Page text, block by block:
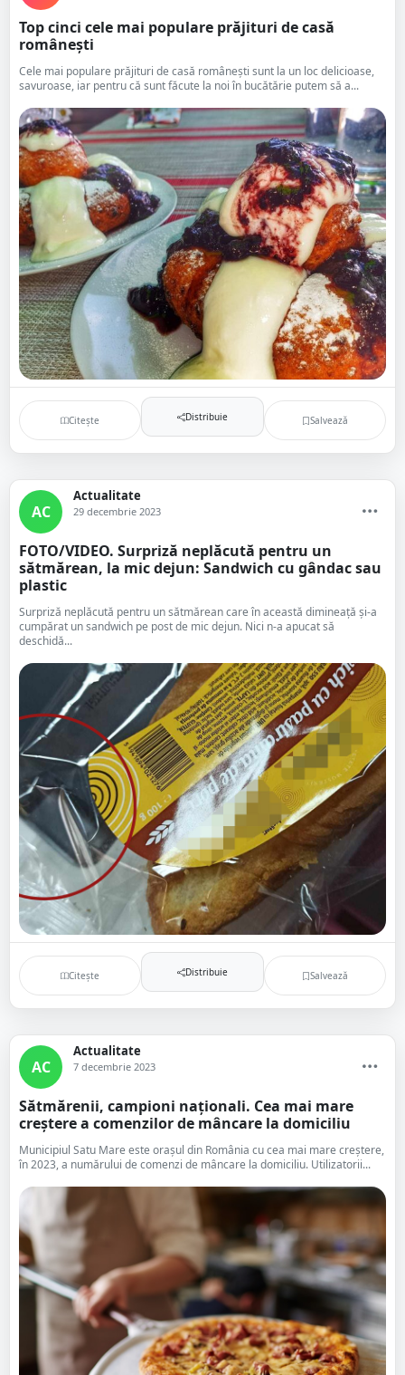
Top cinci cele mai populare prăjituri de casă
românești
Cele mai populare prăjituri de casă românești sunt la un loc delicioase,
savuroase, iar pentru că sunt făcute la noi în bucătărie putem să a...
Citește Distribuie Salvează
AC
Actualitate
29 decembrie 2023
FOTO/VIDEO. Surpriză neplăcută pentru un
sătmărean, la mic dejun: Sandwich cu gândac sau
plastic
Surpriză neplăcută pentru un sătmărean care în această dimineață și-a
cumpărat un sandwich pe post de mic dejun. Nici n-a apucat să
deschidă...
Citește Distribuie Salvează
AC
Actualitate
7 decembrie 2023
Sătmărenii, campioni naționali. Cea mai mare
creștere a comenzilor de mâncare la domiciliu
Municipiul Satu Mare este orașul din România cu cea mai mare creștere,
în 2023, a numărului de comenzi de mâncare la domiciliu. Utilizatorii...